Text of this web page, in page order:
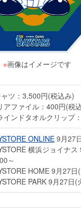
※画像はイメージです
ツ：3,500円(税込み)
アファイル：400円(税
インドタオルクリップ
ONLINE 9月27
横浜ジョイナ
～
HOME 9月27日
PARK 9月27日(